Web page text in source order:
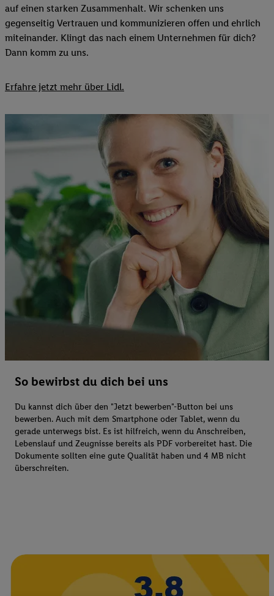
auf einen starken Zusammenhalt. Wir schenken uns
gegenseitig Vertrauen und kommunizieren offen und ehrlich
miteinander. Klingt das nach einem Unternehmen für dich?
Dann komm zu uns.​
Erfahre jetzt mehr über Lidl.
So bewirbst du dich bei uns
Du kannst dich über den "Jetzt bewerben"-Button bei uns
bewerben. Auch mit dem Smartphone oder Tablet, wenn du
gerade unterwegs bist. Es ist hilfreich, wenn du Anschreiben,
Lebenslauf und Zeugnisse bereits als PDF vorbereitet hast. Die
Dokumente sollten eine gute Qualität haben und 4 MB nicht
überschreiten.